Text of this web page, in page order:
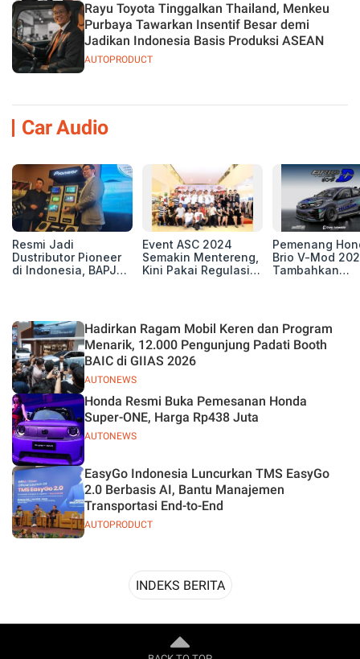
AUTOPRODUCT
Rayu Toyota Tinggalkan Thailand, Menkeu
Purbaya Tawarkan Insentif Besar demi
Jadikan Indonesia Basis Produksi ASEAN
Car Audio
Resmi Jadi
Dustributor Pioneer
di Indonesia, BAPJ
Event ASC 2024
Semakin Mentereng,
Kini Pakai Regulasi
Pemenang
Brio V-Mod
Tambahkan
AUTONEWS
Hadirkan Ragam Mobil Keren dan Program
Menarik, 12.000 Pengunjung Padati Booth
BAIC di GIIAS 2026
AUTONEWS
Honda Resmi Buka Pemesanan Honda
Super-ONE, Harga Rp438 Juta
AUTOPRODUCT
EasyGo Indonesia Luncurkan TMS EasyGo
2.0 Berbasis AI, Bantu Manajemen
Transportasi End-to-End
INDEKS BERITA